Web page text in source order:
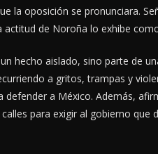
la oposición se pronunciara.
de Noroña lo exhibe
hecho aislado, sino parte de
a gritos, trampas y
a México. Además,
para exigir al gobierno